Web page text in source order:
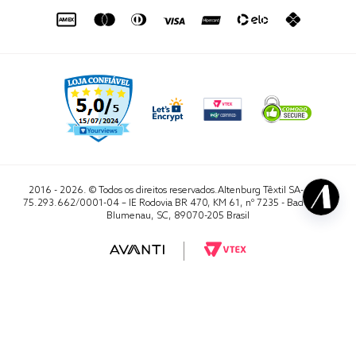
sac@altenburg.com.br
2016 - 2026. © Todos os direitos reservados.Altenburg Têxtil SA- CNPJ
75.293.662/0001-04 – IE Rodovia BR 470, KM 61, nº 7235 - Badenfurt,
Blumenau, SC, 89070-205 Brasil